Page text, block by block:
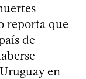
reporta que
de
en